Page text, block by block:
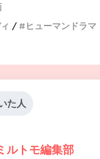
ヒューマンドラマ
た人
ルトモ編集部